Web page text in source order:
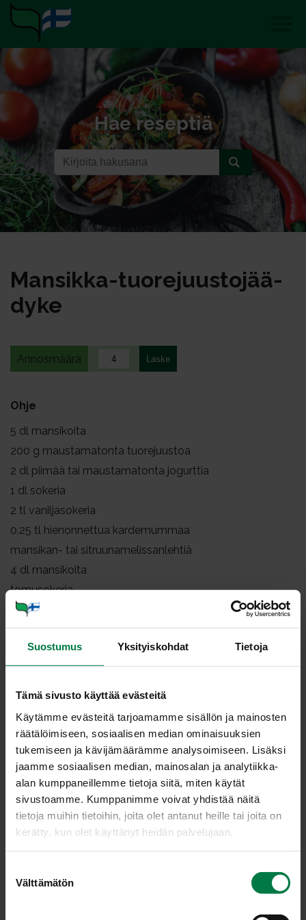
Suostumus Yksityiskohdat Tietoja
Tämä sivusto käyttää evästeitä
Käytämme evästeitä tarjoamamme sisällön ja mainosten
räätälöimiseen, sosiaalisen median ominaisuuksien
tukemiseen ja kävijämäärämme analysoimiseen. Lisäksi
jaamme sosiaalisen median, mainosalan ja analytiikka-
alan kumppaneillemme tietoja siitä, miten käytät
sivustoamme. Kumppanimme voivat yhdistää näitä
tietoja muihin tietoihin, joita olet antanut heille tai joita on
kerätty, kun olet käyttänyt heidän palvelujaan.
Välttämätön
Hae reseptiä
Man­sik­ka-tuo­re­juus­to­jää­
dy­ke
Annosmäärä
Ohje
5 dl mansikoita
200 g maustamatonta tuorejuustoa
2 dl piimää tai maustamatonta jogurttia
1 dl sokeria
2 tl vaniljasokeria
0.25 tl hienonnettua kardemummaa
mansikan- tai sitruunamelissanlehtiä
4 dl mansikoita
tomusokeria
Soseuta mansikat sauvasekoittimella tai
monitoimikoneella.
Lisää joukkoon tuorejuusto, piimä ja sokeri. Mausta
jotta kaikki aineet sekoittuvat hyvin.
Kaada seos kylmällä vedellä huuhdottuun jäädyke- tai
rengaskakkuvuokaan. Peitä pinta foliolla tai kelmulla.
Anna jäätyä pakastimessa 6 – 7 tuntia. Voit tehdä
jäädykkeen halutessasi pakastimeen jo hyvissä ajoin
ennen tarjoilua.
Kasta vuoka muutamaksi sekunniksi kuumaan veteen
ja kumoa tarjoiluastiaan. Silikonivuoasta jäädyke irtoaa
helposti.
Koristele tarjoiluvadin reunat mansikan- tai
sitruunamelissanlehdillä ja mansikoilla. Siivilöi päälle
kevyesti tomusokeria.